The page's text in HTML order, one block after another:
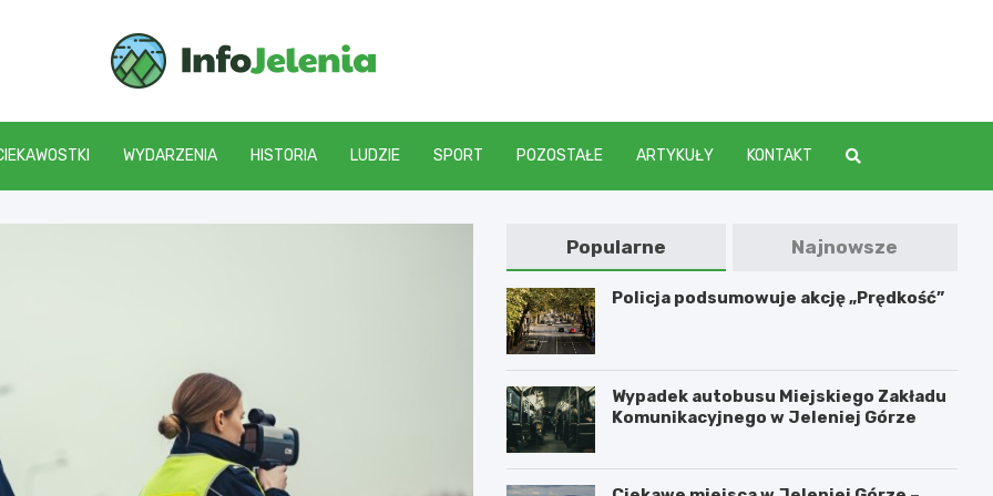
WYDARZENIA HISTORIA LUDZIE SPORT POZOSTAŁE ARTYKUŁY KONTAKT
Popularne Najnowsze
Policja podsumowuje akcję „Prędkość”
Wypadek autobusu Miejskiego Zakładu
Komunikacyjnego w Jeleniej Górze